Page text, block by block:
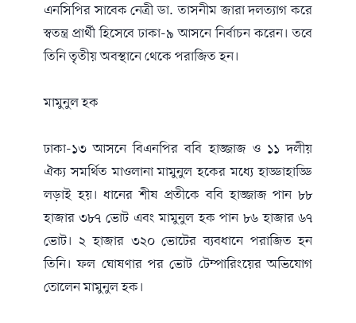
এনসিপির সাবেক নেত্রী ডা. তাসনীম জারা দলত্যাগ করে
স্বতন্ত্র প্রার্থী হিসেবে ঢাকা-৯ আসনে নির্বাচন করেন। তবে
তিনি তৃতীয় অবস্থানে থেকে পরাজিত হন।
মামুনুল হক
ঢাকা-১৩ আসনে বিএনপির ববি হাজ্জাজ ও ১১ দলীয়
ঐক্য সমর্থিত মাওলানা মামুনুল হকের মধ্যে হাড্ডাহাড্ডি
লড়াই হয়। ধানের শীষ প্রতীকে ববি হাজ্জাজ পান ৮৮
হাজার ৩৮৭ ভোট এবং মামুনুল হক পান ৮৬ হাজার ৬৭
ভোট। ২ হাজার ৩২০ ভোটের ব্যবধানে পরাজিত হন
তিনি। ফল ঘোষণার পর ভোট টেম্পারিংয়ের অভিযোগ
তোলেন মামুনুল হক।